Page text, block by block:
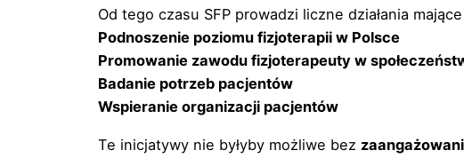
Od tego czasu SFP prowadzi liczne działania
Podnoszenie poziomu fizjoterapii w Polsce
Promowanie zawodu fizjoterapeuty w
Badanie potrzeb pacjentów
Wspieranie organizacji pacjentów
Te inicjatywy nie byłyby możliwe bez